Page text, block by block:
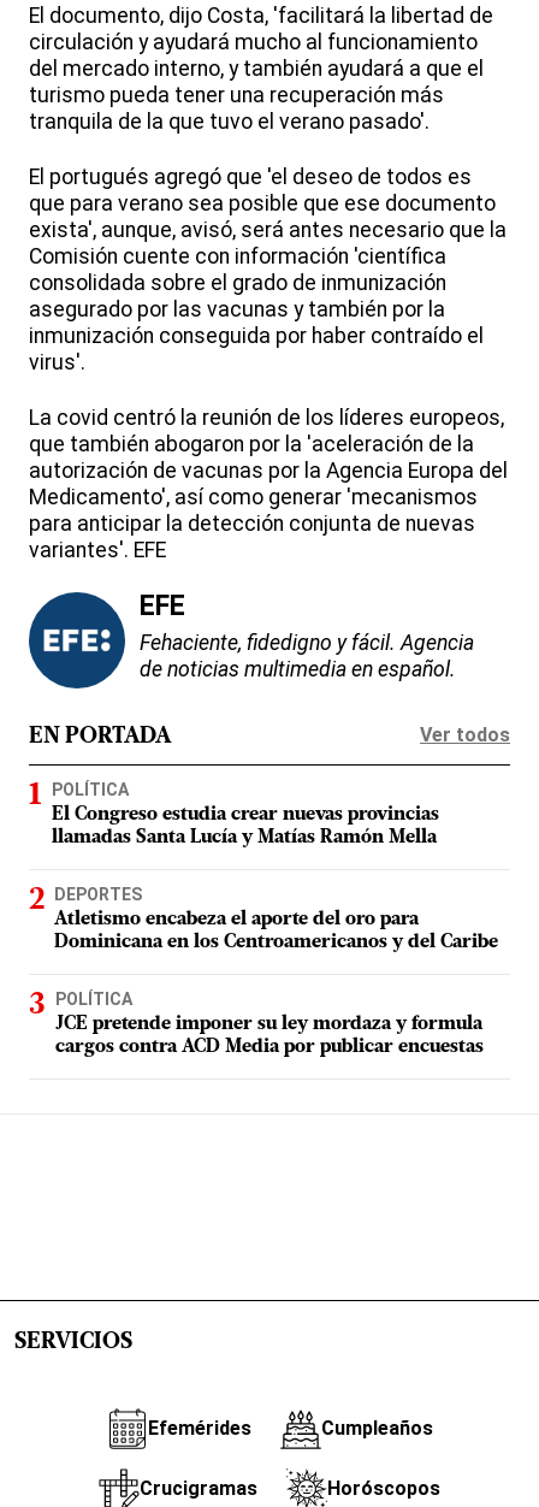
El documento, dijo Costa, 'facilitará la libertad de
circulación y ayudará mucho al funcionamiento
del mercado interno, y también ayudará a que el
turismo pueda tener una recuperación más
tranquila de la que tuvo el verano pasado'.
El portugués agregó que 'el deseo de todos es
que para verano sea posible que ese documento
exista', aunque, avisó, será antes necesario que la
Comisión cuente con información 'científica
consolidada sobre el grado de inmunización
asegurado por las vacunas y también por la
inmunización conseguida por haber contraído el
virus'.
La covid centró la reunión de los líderes europeos,
que también abogaron por la 'aceleración de la
autorización de vacunas por la Agencia Europa del
Medicamento', así como generar 'mecanismos
para anticipar la detección conjunta de nuevas
variantes'. EFE
EFE
Fehaciente, fidedigno y fácil. Agencia
de noticias multimedia en español.
EN PORTADA Ver todos
POLÍTICA
El Congreso estudia crear nuevas provincias
llamadas Santa Lucía y Matías Ramón Mella
DEPORTES
Atletismo encabeza el aporte del oro para
Dominicana en los Centroamericanos y del Caribe
POLÍTICA
JCE pretende imponer su ley mordaza y formula
cargos contra ACD Media por publicar encuestas
SERVICIOS
Efemérides Cumpleaños
Crucigramas Horóscopos